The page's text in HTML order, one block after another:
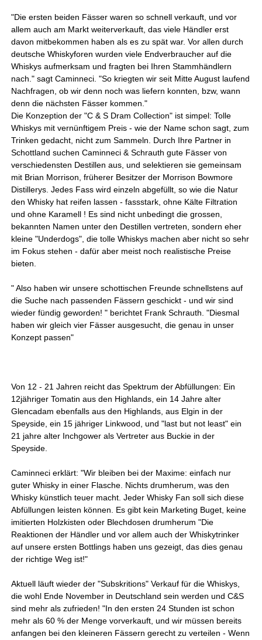
"Die ersten beiden Fässer waren so schnell verkauft, und vor
allem auch am Markt weiterverkauft, das viele Händler erst
davon mitbekommen haben als es zu spät war. Vor allen durch
deutsche Whiskyforen wurden viele Endverbraucher auf die
Whiskys aufmerksam und fragten bei Ihren Stammhändlern
nach." sagt Caminneci. "So kriegten wir seit Mitte August laufend
Nachfragen, ob wir denn noch was liefern konnten, bzw, wann
denn die nächsten Fässer kommen."
Die Konzeption der "C & S Dram Collection" ist simpel: Tolle
Whiskys mit vernünftigem Preis - wie der Name schon sagt, zum
Trinken gedacht, nicht zum Sammeln. Durch Ihre Partner in
Schottland suchen Caminneci & Schrauth gute Fässer von
verschiedensten Destillen aus, und selektieren sie gemeinsam
mit Brian Morrison, früherer Besitzer der Morrison Bowmore
Distillerys. Jedes Fass wird einzeln abgefüllt, so wie die Natur
den Whisky hat reifen lassen - fassstark, ohne Kälte Filtration
und ohne Karamell ! Es sind nicht unbedingt die grossen,
bekannten Namen unter den Destillen vertreten, sondern eher
kleine "Underdogs", die tolle Whiskys machen aber nicht so sehr
im Fokus stehen - dafür aber meist noch realistische Preise
bieten.
" Also haben wir unsere schottischen Freunde schnellstens auf
die Suche nach passenden Fässern geschickt - und wir sind
wieder fündig geworden! " berichtet Frank Schrauth. "Diesmal
haben wir gleich vier Fässer ausgesucht, die genau in unser
Konzept passen"
Von 12 - 21 Jahren reicht das Spektrum der Abfüllungen: Ein
12jähriger Tomatin aus den Highlands, ein 14 Jahre alter
Glencadam ebenfalls aus den Highlands, aus Elgin in der
Speyside, ein 15 jähriger Linkwood, und "last but not least" ein
21 jahre alter Inchgower als Vertreter aus Buckie in der
Speyside.
Caminneci erklärt: "Wir bleiben bei der Maxime: einfach nur
guter Whisky in einer Flasche. Nichts drumherum, was den
Whisky künstlich teuer macht. Jeder Whisky Fan soll sich diese
Abfüllungen leisten können. Es gibt kein Marketing Buget, keine
imitierten Holzkisten oder Blechdosen drumherum "Die
Reaktionen der Händler und vor allem auch der Whiskytrinker
auf unsere ersten Bottlings haben uns gezeigt, das dies genau
der richtige Weg ist!"
Aktuell läuft wieder der "Subskritions" Verkauf für die Whiskys,
die wohl Ende November in Deutschland sein werden und C&S
sind mehr als zufrieden! "In den ersten 24 Stunden ist schon
mehr als 60 % der Menge vorverkauft, und wir müssen bereits
anfangen bei den kleineren Fässern gerecht zu verteilen - Wenn